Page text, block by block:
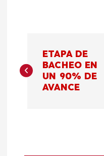
a
ETAPA DE
BACHEO EN
UN 90% DE
AVANCE